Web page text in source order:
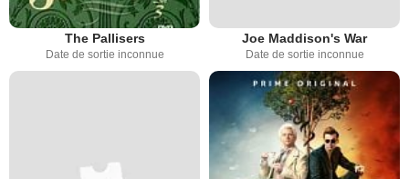
The Pallisers
Date de sortie inconnue
Joe Maddison's War
Date de sortie inconnue